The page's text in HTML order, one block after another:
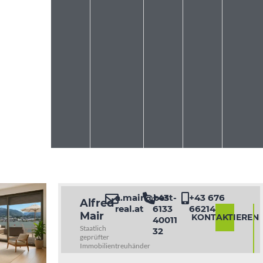
Alfred
Mair
Staatlich
geprüfter
Immobilientreuhänder
a.mair@best-
real.at
+43
6133
40011
32
+43 676
6621460
KONTAKTIEREN